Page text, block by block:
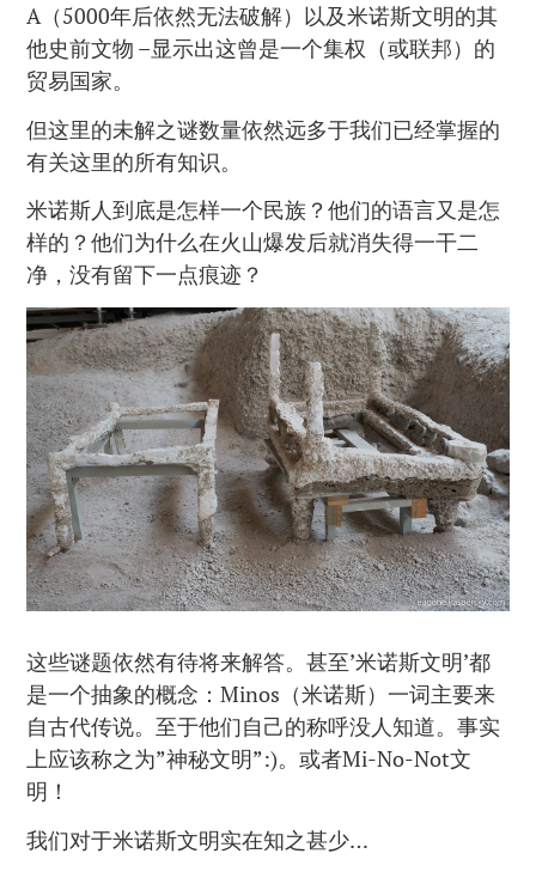
A（5000年后依然无法破解）以及米诺斯文明的其
他史前文物 –显示出这曾是一个集权（或联邦）的
贸易国家。
但这里的未解之谜数量依然远多于我们已经掌握的
有关这里的所有知识。
米诺斯人到底是怎样一个民族？他们的语言又是怎
样的？他们为什么在火山爆发后就消失得一干二
净，没有留下一点痕迹？
这些谜题依然有待将来解答。甚至’米诺斯文明’都
是一个抽象的概念：Minos（米诺斯）一词主要来
自古代传说。至于他们自己的称呼没人知道。事实
上应该称之为”神秘文明”:)。或者Mi-No-Not文
明！
我们对于米诺斯文明实在知之甚少…